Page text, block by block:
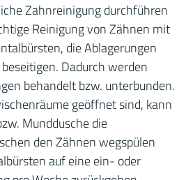
Zahnreinigung durchführen
Reinigung von Zähnen mit
die Ablagerungen
Dadurch werden
behandelt bzw. unterbunden.
geöffnet sind, kann
Munddusche die
den Zähnen wegspülen
auf eine ein- oder